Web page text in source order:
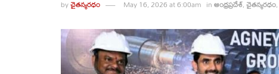
byచైతన్యరధం May 16, 2026 at 6:00am inఆంధ్రప్రదేశ్,చైతన్యరధం,